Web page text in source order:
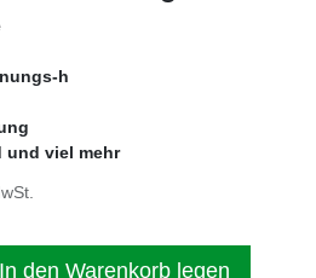
h
und viel mehr
In den Warenkorb legen